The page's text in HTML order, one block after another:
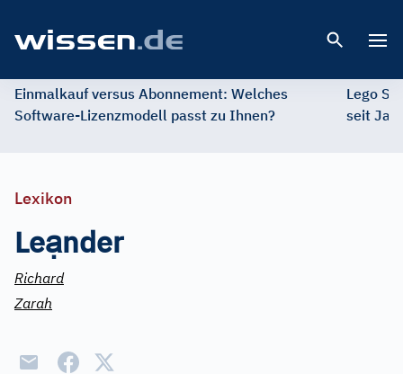
Einmalkauf versus Abonnement: Welches
Software-Lizenzmodell passt zu Ihnen?
Lego
seit
Lexikon
Leạnder
Richard
Zarah